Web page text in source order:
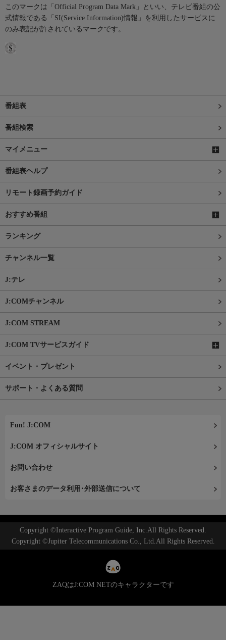
このマークは「Official Program Data Mark」といい、テレビ番組の公
式情報である「SI(Service Information)情報」を利用したサービスに
のみ表記が許されているマークです。
番組表
番組検索
マイメニュー
番組表ヘルプ
リモート録画予約ガイド
おすすめ番組
ランキング
チャンネル一覧
J:テレ
J:COMチャンネル
J:COM STREAM
J:COM TVサービスガイド
イベント・プレゼント
サポート・よくある質問
Fun! J:COM
J:COM オフィシャルサイト
お問い合わせ
お客さまのデータ利用･外部送信について
Copyright ©Interactive Program Guide, Inc.All Rights Reserved.
Copyright ©Jupiter Telecommunications Co., Ltd.All Rights Reserved.
ZAQはJ:COM NETのキャラクターです